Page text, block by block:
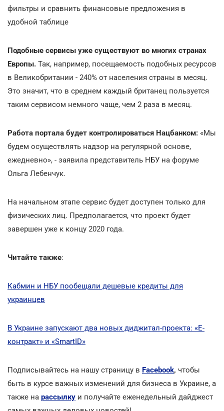
фильтры и сравнить финансовые предложения в
удобной таблице
Подобные сервисы уже существуют во многих странах
Европы. Так, например, посещаемость подобных ресурсов
в Великобритании - 240% от населения страны в месяц.
Это значит, что в среднем каждый британец пользуется
таким сервисом немного чаще, чем 2 раза в месяц.
Работа портала будет контролироваться Нацбанком: «Мы
будем осуществлять надзор на регулярной основе,
ежедневно», - заявила представитель НБУ на форуме
Ольга Лебенчук.
На начальном этапе сервис будет доступен только для
физических лиц. Предполагается, что проект будет
завершен уже к концу 2020 года.
Читайте также:
Кабмин и НБУ пообещали дешевые кредиты для
украинцев
В Украине запускают два новых диджитал-проекта: «Е-
контракт» и «SmartID»
Подписывайтесь на нашу страницу в Facebook, чтобы
быть в курсе важных изменений для бизнеса в Украине, а
также на рассылку и получайте еженедельный дайджест